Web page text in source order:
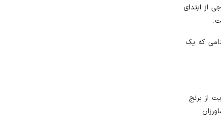
از ابتدای
که یک
از برنج